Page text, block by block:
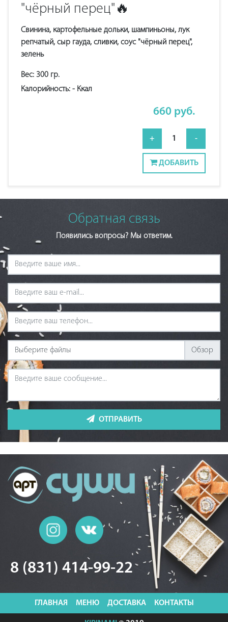
"чёрный перец"🔥
Свинина, картофельные дольки, шампиньоны, лук
репчатый, сыр гауда, сливки, соус "чёрный перец",
зелень
Вес: 300 гр.
Калорийность: - Ккал
660 руб.
+ 1 -
ДОБАВИТЬ
Обратная связь
Появились вопросы? Мы ответим.
Выберите файлы
ОТПРАВИТЬ
8 (831) 414-99-22
ГЛАВНАЯ МЕНЮ ДОСТАВКА КОНТАКТЫ